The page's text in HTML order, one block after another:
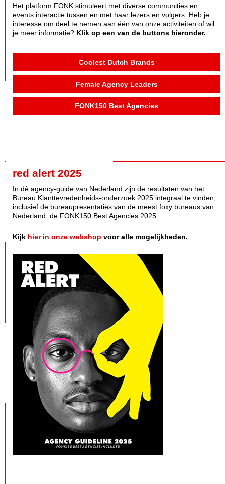
Het platform FONK stimuleert met diverse communities en
events interactie tussen en met haar lezers en volgers. Heb je
interesse om deel te nemen aan één van onze activiteiten of wil
je meer informatie? Klik op een van de buttons hieronder.
Coolest Dutch Brands
Female Agency Leaders
FONK150 Best Agencies
red alert 2025
In dè agency-guide van Nederland zijn de resultaten van het
Bureau Klanttevredenheids-onderzoek 2025 integraal te vinden,
inclusief de bureaupresentaties van de meest foxy bureaus van
Nederland: de FONK150 Best Agencies 2025.
Kijk hier in onze webshop voor alle mogelijkheden.